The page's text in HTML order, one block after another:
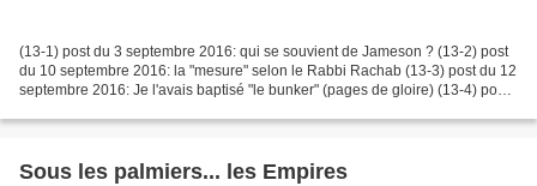
(13-1) post du 3 septembre 2016: qui se souvient de Jameson ? (13-2) post
du 10 septembre 2016: la "mesure" selon le Rabbi Rachab (13-3) post du 12
septembre 2016: Je l'avais baptisé "le bunker" (pages de gloire) (13-4) post
Sous les palmiers... les Empires